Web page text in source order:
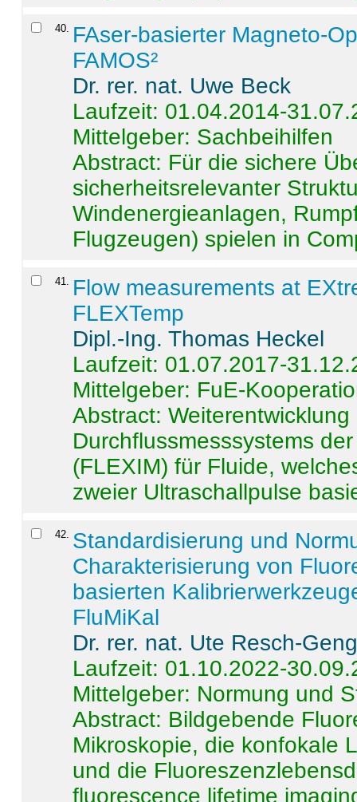
40. FAser-basierter Magneto-
FAMOS²
Dr. rer. nat. Uwe Beck
Laufzeit: 01.04.2014-
Mittelgeber: Sachbeihilfen
Abstract: Für die sichere
sicherheitsrelevanter
Windenergieanlagen,
Flugzeugen) spielen in
41. Flow measurements at
FLEXTemp
Dipl.-Ing. Thomas Heckel
Laufzeit: 01.07.2017-
Mittelgeber: FuE-
Abstract:
Durchflussmesssystems
(FLEXIM) für Fluide,
zweier Ultraschallpulse
42. Standardisierung und
Charakterisierung von
basierten
FluMiKal
Dr. rer. nat. Ute Resch-
Laufzeit: 01.10.2022-
Mittelgeber: Normung und
Abstract: Bildgebende
Mikroskopie, die konfokale
und die
fluorescence lifetime